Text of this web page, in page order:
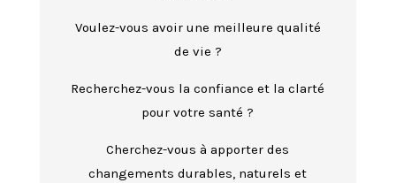
Voulez-vous avoir une meilleure qualité
de vie ?
Recherchez-vous la confiance et la clarté
pour votre santé ?
Cherchez-vous à apporter des
changements durables, naturels et